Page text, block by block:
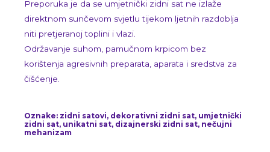
Preporuka je da se umjetnički zidni sat ne izlaže
direktnom sunčevom svjetlu tijekom ljetnih razdoblja
niti pretjeranoj toplini i vlazi.
Održavanje suhom, pamučnom krpicom bez
korištenja agresivnih preparata, aparata i sredstva za
čišćenje.
Oznake: zidni satovi, dekorativni zidni sat, umjetnički
zidni sat, unikatni sat, dizajnerski zidni sat, nečujni
mehanizam